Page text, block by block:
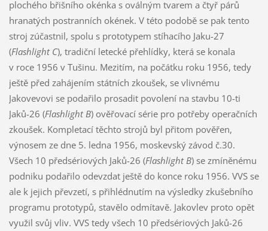
plochého břišního okénka s oválným tvarem a čtyř párů
hranatých postranních okének. V této podobě se pak tento
stroj zúčastnil, spolu s prototypem stíhacího Jaku-27
(Flashlight C), tradiční letecké přehlídky, která se konala
v roce 1956 v Tušinu. Mezitím, na počátku roku 1956, tedy
ještě před zahájením státních zkoušek, se vlivnému
Jakovevovi se podařilo prosadit povolení na stavbu 10-ti
Jaků-26 (Flashlight B) ověřovací série pro potřeby operačních
zkoušek. Kompletací těchto strojů byl přitom pověřen,
výnosem ze dne 5. ledna 1956, moskevský závod č.30.
Všech 10 předsériových Jaků-26 (Flashlight B) se zmíněnému
podniku podařilo odevzdat ještě do konce roku 1956. VVS se
ale k jejich převzetí, s přihlédnutím na výsledky zkušebního
programu prototypů, stavělo odmítavě. Jakovlev proto opět
využil svůj vliv. VVS tedy všech 10 předsériových Jaků-26